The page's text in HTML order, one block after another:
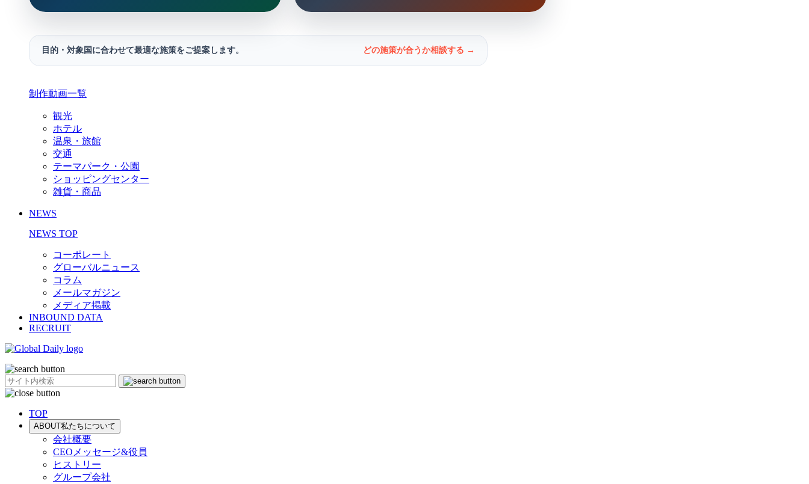
目的・対象国に合わせて最適な施策をご提案します。 どの施策が合うか相談する →
制作動画一覧
観光
ホテル
温泉・旅館
交通
テーマパーク・公園
ショッピングセンター
雑貨・商品
NEWS
NEWS TOP
コーポレート
グローバルニュース
コラム
メールマガジン
メディア掲載
INBOUND DATA
RECRUIT
TOP
ABOUT私たちについて
会社概要
CEOメッセージ&役員
ヒストリー
グループ会社